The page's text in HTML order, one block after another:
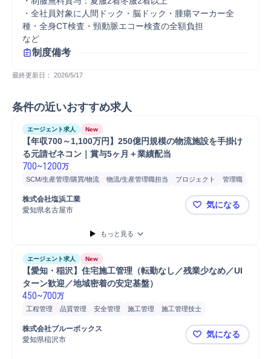
・全社員対象に人間ドック・脳ドック・腫瘍マーカー全
種・全身CT検査・頸動脈エコー検査の全額負担
制度備考
最終更新日： 2026/5/17
条件の近いおすすめ求人
エージェント求人 New
【年収700～1,100万円】250億円規模の物流施設を手掛け
る元請ゼネコン｜賞与5ヶ月＋業績配当
700~1200万
SCM/生産管理/購買/物流 物流/生産管理職担当 プロジェクト
管理職
物流
マネジメント
大型商業施設
工程管理
物流施設
株式会社塩浜工業
愛知県名古屋市
【年収700
気になる
もっと見る
エージェント求人 New
【愛知・稲沢】住宅施工管理（転勤なし／残業少なめ／UI
ターン歓迎／地域密着の安定基盤）
450~700万
工程管理 品質管理 安全管理 施工管理
施工管理技士
1人～4人の施工管理経験
株式会社ブルーボックス
愛知県稲沢市
【愛知・稲
気になる